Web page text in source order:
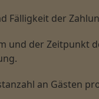
Fälligkeit der
und der Zeitpunkt
an Gästen